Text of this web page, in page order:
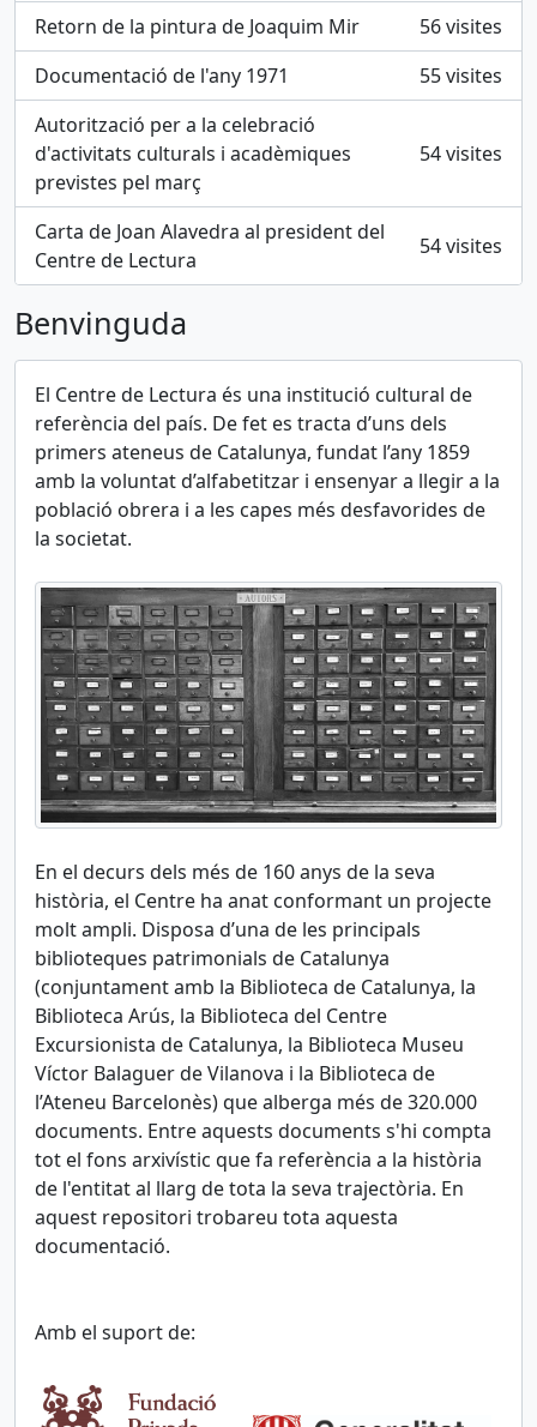
Retorn de la pintura de Joaquim Mir
56 visites
Documentació de l'any 1971
55 visites
Autorització per a la celebració
d'activitats culturals i acadèmiques
previstes pel març
54 visites
Carta de Joan Alavedra al president del
Centre de Lectura
54 visites
Benvinguda
El Centre de Lectura és una institució cultural de
referència del país. De fet es tracta d’uns dels
primers ateneus de Catalunya, fundat l’any 1859
amb la voluntat d’alfabetitzar i ensenyar a llegir a la
població obrera i a les capes més desfavorides de
la societat.
En el decurs dels més de 160 anys de la seva
història, el Centre ha anat conformant un projecte
molt ampli. Disposa d’una de les principals
biblioteques patrimonials de Catalunya
(conjuntament amb la Biblioteca de Catalunya, la
Biblioteca Arús, la Biblioteca del Centre
Excursionista de Catalunya, la Biblioteca Museu
Víctor Balaguer de Vilanova i la Biblioteca de
l’Ateneu Barcelonès) que alberga més de 320.000
documents. Entre aquests documents s'hi compta
tot el fons arxivístic que fa referència a la història
de l'entitat al llarg de tota la seva trajectòria. En
aquest repositori trobareu tota aquesta
documentació.
Amb el suport de: